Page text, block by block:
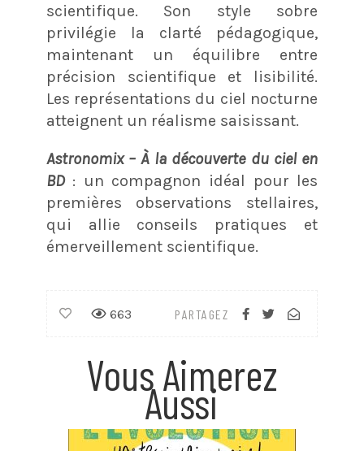
scientifique. Son style sobre
privilégie la clarté pédagogique,
maintenant un équilibre entre
précision scientifique et lisibilité.
Les représentations du ciel nocturne
atteignent un réalisme saisissant.
Astronomix – À la découverte du ciel en
BD: un compagnon idéal pour les
premières observations stellaires,
qui allie conseils pratiques et
émerveillement scientifique.
PARTAGEZ
663
Vous Aimerez
Aussi